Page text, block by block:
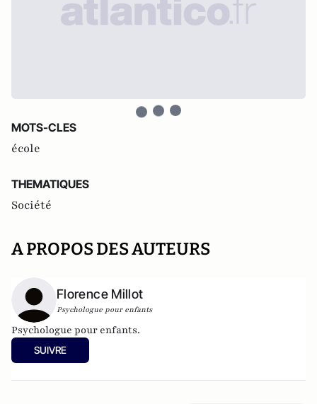
MOTS-CLES
école
THEMATIQUES
Société
A PROPOS DES AUTEURS
Florence Millot
Psychologue pour enfants
Psychologue pour enfants.
SUIVRE